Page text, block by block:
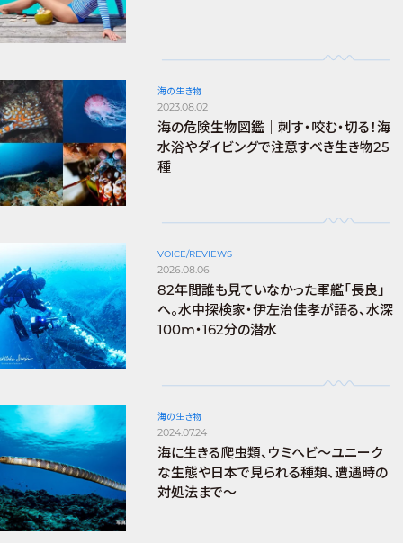
海の生き物
2023.08.02
海の危険生物図鑑｜刺す・咬む・切る！海
水浴やダイビングで注意すべき生き物25
種
VOICE/REVIEWS
2026.08.06
82年間誰も見ていなかった軍艦「長良」
へ。水中探検家・伊左治佳孝が語る、水深
100m・162分の潜水
海の生き物
2024.07.24
海に生きる爬虫類、ウミヘビ～ユニーク
な生態や日本で見られる種類、遭遇時の
対処法まで～